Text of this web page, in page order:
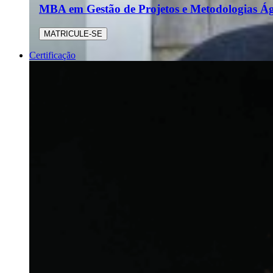
MBA em Gestão de Projetos e Metodologias
MATRICULE-SE
Certificação